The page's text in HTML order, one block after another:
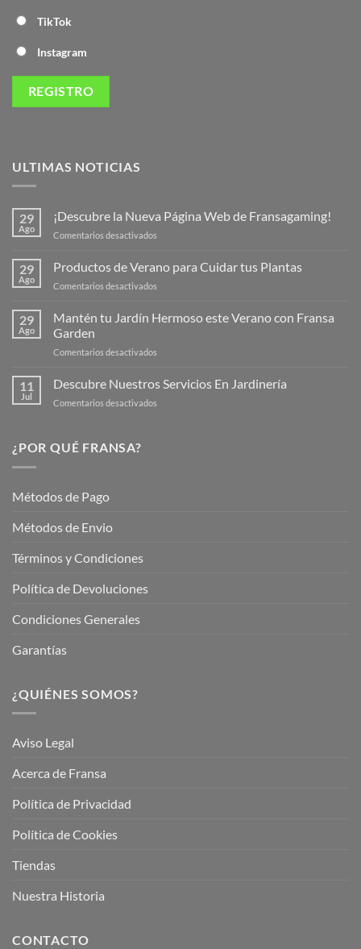
TikTok
Instagram
ULTIMAS NOTICIAS
29
Ago
¡Descubre la Nueva Página Web de Fransagaming!
Comentarios desactivados
Nueva
de
29
Ago
Productos de Verano para Cuidar tus Plantas
Comentarios desactivados
de
Plantas
29
Ago
Mantén tu Jardín Hermoso este Verano con Fransa
Garden
Comentarios desactivados
tu
11
Jul
Descubre Nuestros Servicios En Jardinería
Comentarios desactivados
¿POR QUÉ FRANSA?
Métodos de Pago
Métodos de Envio
Términos y Condiciones
Política de Devoluciones
Condiciones Generales
Garantías
¿QUIÉNES SOMOS?
Aviso Legal
Acerca de Fransa
Política de Privacidad
Política de Cookies
Tiendas
Nuestra Historia
CONTACTO